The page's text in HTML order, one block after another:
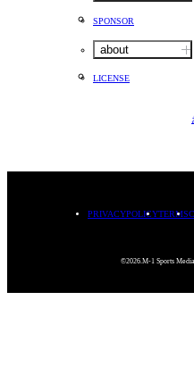
SPONSOR
about
LICENSE
PRIVACYPOLICYTERMS
©2026.M-1 Sports